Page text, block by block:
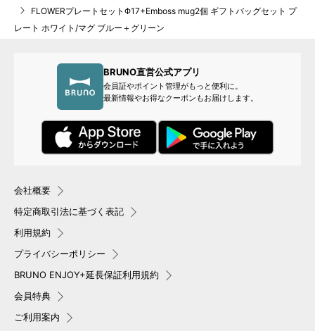
FLOWERプレートセットΦ17+Emboss mug2個 ギフトバッグセット プ
レート ホワイト/マグ ブルー＋グリーン
BRUNO直営公式アプリ
会員証やポイント管理がもっと便利に。
最新情報やお得なクーポンもお届けします。
会社概要
特定商取引法に基づく表記
利用規約
プライバシーポリシー
BRUNO ENJOY+延長保証利用規約
会員特典
ご利用案内